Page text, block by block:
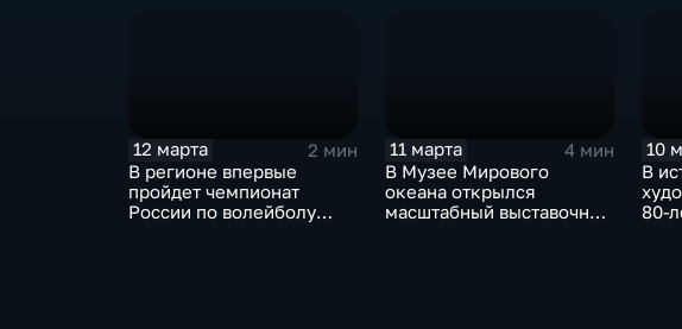
12 марта
2 мин
В регионе впервые
пройдет чемпионат
России по волейболу
11 марта
4 мин
В Музее Мирового
океана открылся
масштабный выставочный
10
В
80-